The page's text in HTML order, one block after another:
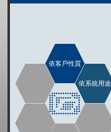
依客戶性質
依系統用途